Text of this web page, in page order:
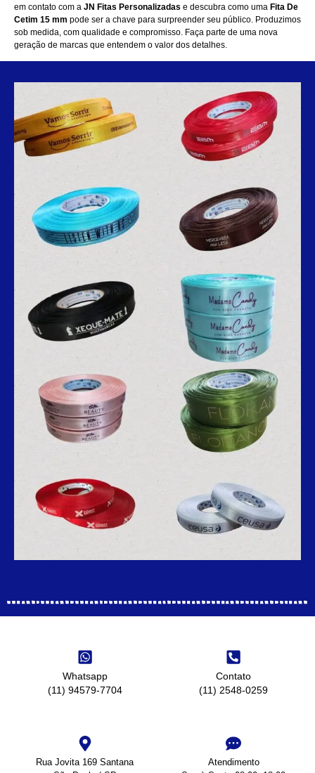
em contato com a JN Fitas Personalizadas e descubra como uma Fita De
Cetim 15 mm pode ser a chave para surpreender seu público. Produzimos
sob medida, com qualidade e compromisso. Faça parte de uma nova
geração de marcas que entendem o valor dos detalhes.
Whatsapp
(11) 94579-7704
Contato
(11) 2548-0259
Rua Jovita 169 Santana
Atendimento